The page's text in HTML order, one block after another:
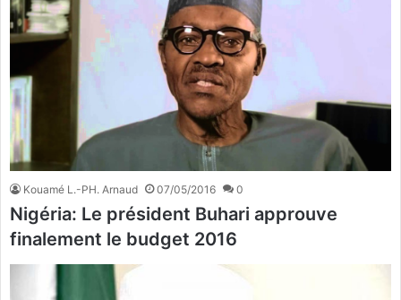
Kouamé L.-PH. Arnaud 07/05/2016 0
Nigéria: Le président Buhari approuve
finalement le budget 2016